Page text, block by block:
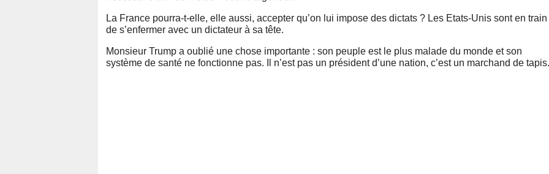
La France pourra-t-elle, elle aussi, accepter qu’on lui impose des dictats ? Les Etats-Unis sont en train
de s’enfermer avec un dictateur à sa tête.
Monsieur Trump a oublié une chose importante : son peuple est le plus malade du monde et son
système de santé ne fonctionne pas. Il n’est pas un président d’une nation, c’est un marchand de tapis.